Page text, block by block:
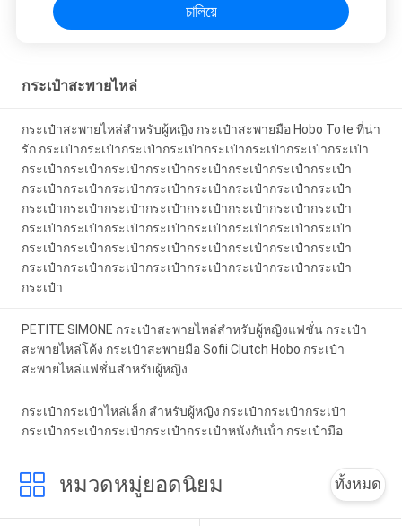
চালিয়ে
กระเป๋าสะพายไหล่
กระเป๋าสะพายไหล่สําหรับผู้หญิง กระเป๋าสะพายมือ Hobo Tote ที่น่า
รัก กระเป๋ากระเป๋ากระเป๋ากระเป๋ากระเป๋ากระเป๋ากระเป๋ากระเป๋า
กระเป๋ากระเป๋ากระเป๋ากระเป๋ากระเป๋ากระเป๋ากระเป๋ากระเป๋า
กระเป๋ากระเป๋ากระเป๋ากระเป๋ากระเป๋ากระเป๋ากระเป๋ากระเป๋า
กระเป๋ากระเป๋ากระเป๋ากระเป๋ากระเป๋ากระเป๋ากระเป๋ากระเป๋า
กระเป๋ากระเป๋ากระเป๋ากระเป๋ากระเป๋ากระเป๋ากระเป๋ากระเป๋า
กระเป๋ากระเป๋ากระเป๋ากระเป๋ากระเป๋ากระเป๋ากระเป๋ากระเป๋า
กระเป๋ากระเป๋ากระเป๋ากระเป๋ากระเป๋ากระเป๋ากระเป๋ากระเป๋า
กระเป๋า
PETITE SIMONE กระเป๋าสะพายไหล่สําหรับผู้หญิงแฟชั่น กระเป๋า
สะพายไหล่โค้ง กระเป๋าสะพายมือ Sofii Clutch Hobo กระเป๋า
สะพายไหล่แฟชั่นสําหรับผู้หญิง
กระเป๋ากระเป๋าไหล่เล็ก สําหรับผู้หญิง กระเป๋ากระเป๋ากระเป๋า
กระเป๋ากระเป๋ากระเป๋ากระเป๋ากระเป๋าหนังกันน้ํา กระเป๋ามือ
หมวดหมู่ยอดนิยม ทั้งหมด